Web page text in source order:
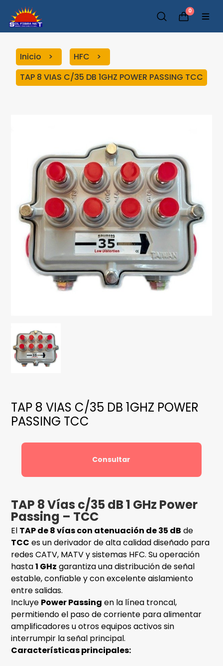
0
Inicio
HFC
TAP 8 VIAS C/35 DB 1GHZ POWER PASSING TCC
TAP 8 VIAS C/35 DB 1GHZ POWER
PASSING TCC
Consultar
TAP 8 Vías c/35 dB 1 GHz Power
Passing – TCC
El TAP de 8 vías con atenuación de 35 dB de
TCC es un derivador de alta calidad diseñado para
redes CATV, MATV y sistemas HFC. Su operación
hasta1 GHz garantiza una distribución de señal
estable, confiable y con excelente aislamiento
entre salidas.
Incluye Power Passing en la línea troncal,
permitiendo el paso de corriente para alimentar
amplificadores u otros equipos activos sin
interrumpir la señal principal.
Características principales: